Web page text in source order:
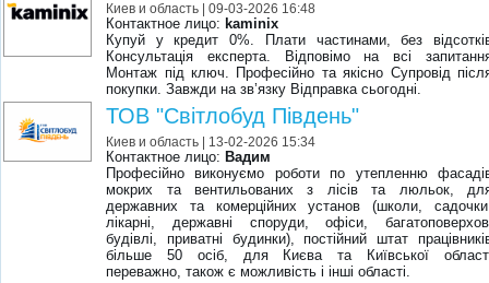
Киев и область | 09-03-2026 16:48
Контактное лицо: kaminix
Купуй у кредит 0%. Плати частинами, без
Консультація експерта. Відповімо на всі
Монтаж під ключ. Професійно та якісно Супровід
покупки. Завжди на зв’язку Відправка сьогодні.
ТОВ "Світлобуд Південь"
Киев и область | 13-02-2026 15:34
Контактное лицо: Вадим
Професійно виконуємо роботи по утепленню
мокрих та вентильованих з лісів та люльок,
державних та комерційних установ (школи,
лікарні, державні споруди, офіси,
будівлі, приватні будинки), постійний штат
більше 50 осіб, для Києва та Київської
переважно, також є можливість і інші області.